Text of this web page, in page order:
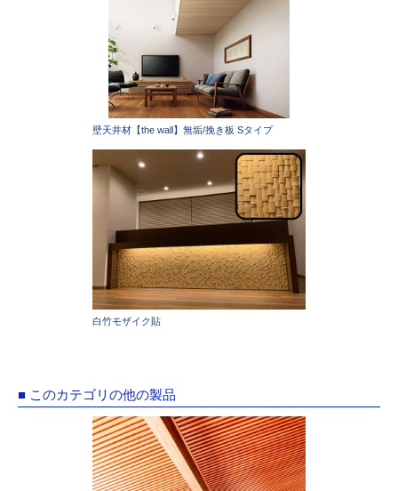
壁天井材【the wall】無垢/挽き板 Sタイプ
白竹モザイク貼
■ このカテゴリの他の製品